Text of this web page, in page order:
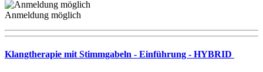
Anmeldung möglich
Klangtherapie mit Stimmgabeln - Einführung - HYBRID